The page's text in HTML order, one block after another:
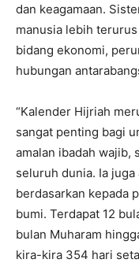
dan keagamaan.
manusia lebih
bidang ekonomi,
hubungan
“Kalender Hijriah
sangat penting bagi
amalan ibadah wajib,
seluruh dunia. Ia
berdasarkan kepada
bumi. Terdapat 12
bulan Muharam
kira-kira 354 hari